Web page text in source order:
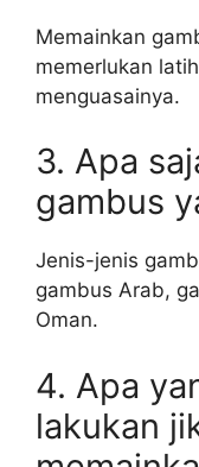
Memainkan
memerlukan
menguasainya.
3. Apa
gambus
Jenis-jenis
gambus Arab,
Oman.
4. Apa
lakukan